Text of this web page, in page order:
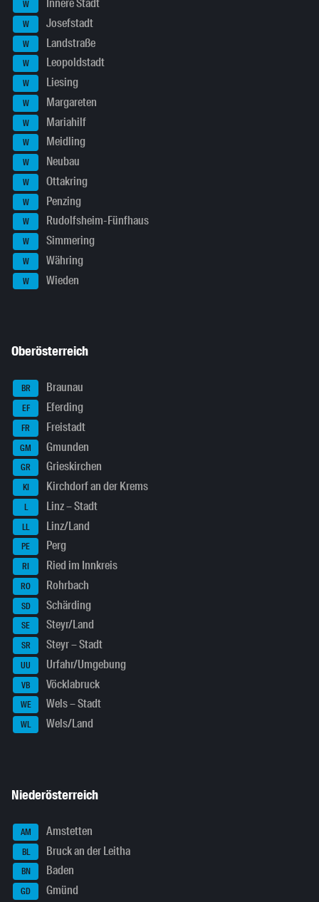
W Innere Stadt
W Josefstadt
W Landstraße
W Leopoldstadt
W Liesing
W Margareten
W Mariahilf
W Meidling
W Neubau
W Ottakring
W Penzing
W Rudolfsheim-Fünfhaus
W Simmering
W Währing
W Wieden
Oberösterreich
BR Braunau
EF Eferding
FR Freistadt
GM Gmunden
GR Grieskirchen
KI Kirchdorf an der Krems
L Linz – Stadt
LL Linz/Land
PE Perg
RI Ried im Innkreis
RO Rohrbach
SD Schärding
SE Steyr/Land
SR Steyr – Stadt
UU Urfahr/Umgebung
VB Vöcklabruck
WE Wels – Stadt
WL Wels/Land
Niederösterreich
AM Amstetten
BL Bruck an der Leitha
BN Baden
GD Gmünd